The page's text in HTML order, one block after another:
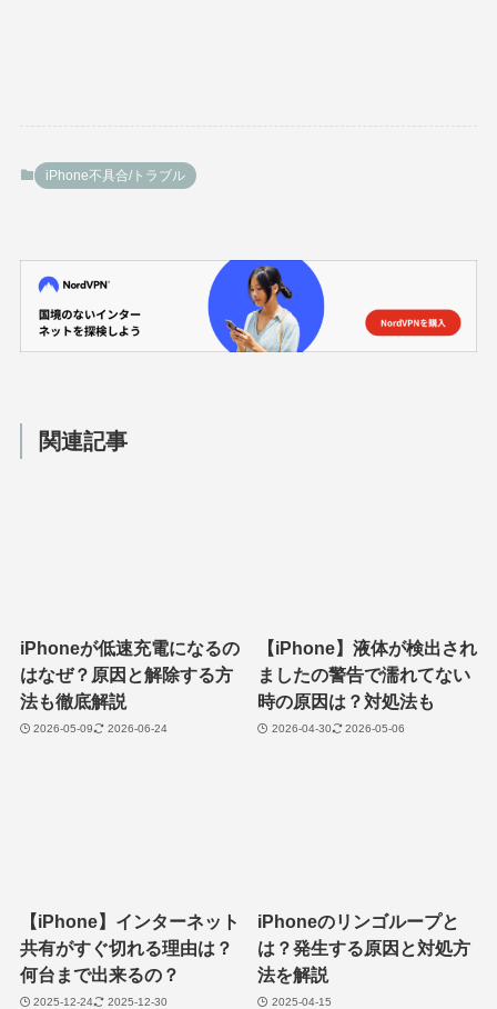
iPhone不具合/トラブル
関連記事
iPhoneが低速充電になるの
はなぜ？原因と解除する方
法も徹底解説
2026-05-09 2026-06-24
【iPhone】液体が検出され
ましたの警告で濡れてない
時の原因は？対処法も
2026-04-30 2026-05-06
【iPhone】インターネット
共有がすぐ切れる理由は？
何台まで出来るの？
2025-12-24 2025-12-30
iPhoneのリンゴループと
は？発生する原因と対処方
法を解説
2025-04-15